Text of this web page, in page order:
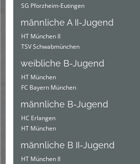
SG Pforzheim-Eutingen
männliche A II-Jugend
HT München II
TSV Schwabmünchen
weibliche B-Jugend
HT München
FC Bayern München
männliche B-Jugend
HC Erlangen
HT München
männliche B II-Jugend
HT München II